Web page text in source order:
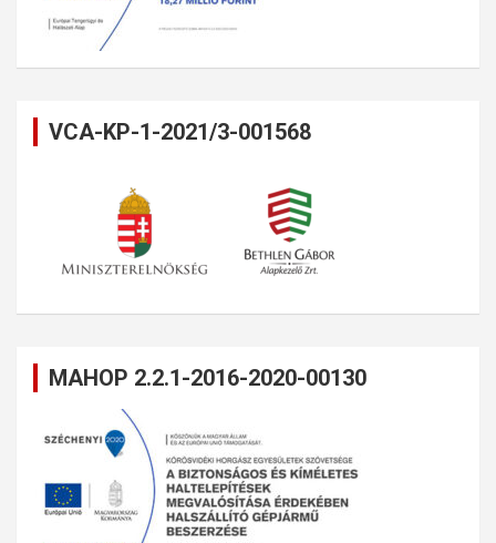
VCA-KP-1-2021/3-001568
MAHOP 2.2.1-2016-2020-00130